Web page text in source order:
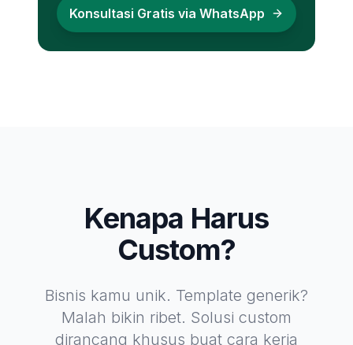
Konsultasi Gratis via WhatsApp
Kenapa Harus
Custom?
Bisnis kamu unik. Template generik?
Malah bikin ribet. Solusi custom
dirancang khusus buat cara kerja